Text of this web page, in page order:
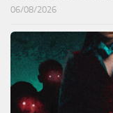
06/08/2026